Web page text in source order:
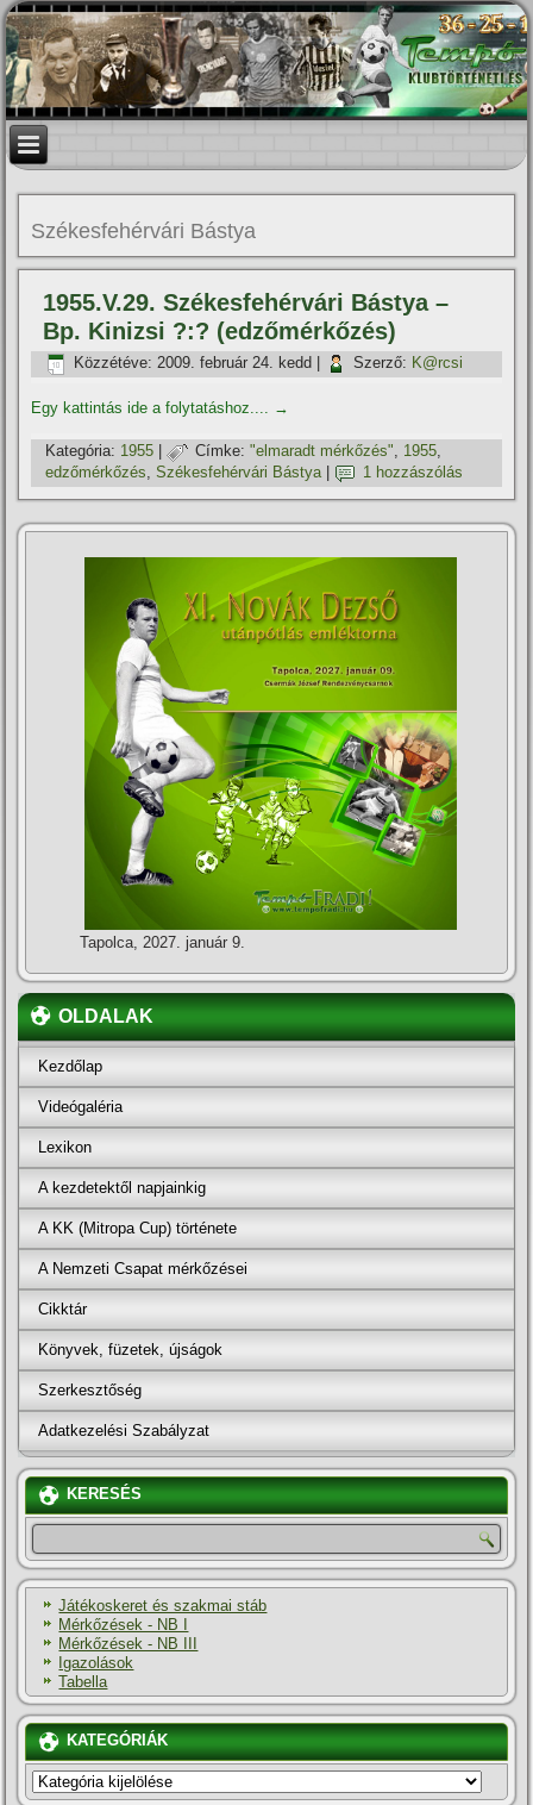
Székesfehérvári Bástya
1955.V.29. Székesfehérvári Bástya –
Bp. Kinizsi ?:? (edzőmérkőzés)
Közzétéve: 2009. február 24. kedd Szerző: K@rcsi
Egy kattintás ide a folytatáshoz.... →
Kategória: 1955 | Címke: "elmaradt mérkőzés", 1955,
edzőmérkőzés,Székesfehérvári Bástya| 1 hozzászólás
Tapolca, 2027. január 9.
OLDALAK
Kezdőlap
Videógaléria
Lexikon
A kezdetektől napjainkig
A KK (Mitropa Cup) története
A Nemzeti Csapat mérkőzései
Cikktár
Könyvek, füzetek, újságok
Szerkesztőség
Adatkezelési Szabályzat
KERESÉS
Játékoskeret és szakmai stáb
Mérkőzések - NB I
Mérkőzések - NB III
Igazolások
Tabella
KATEGÓRIÁK
KATEGÓRIÁK